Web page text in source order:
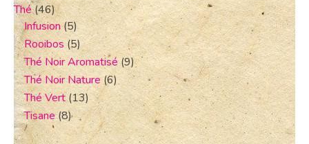
Thé (46)
Infusion(5)
Rooibos (5)
Thé Noir Aromatisé (9)
Thé Noir Nature (6)
Thé Vert (13)
Tisane (8)